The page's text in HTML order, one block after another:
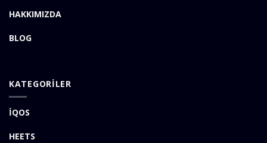
HAKKIMIZDA
BLOG
KATEGORİLER
İQOS
HEETS